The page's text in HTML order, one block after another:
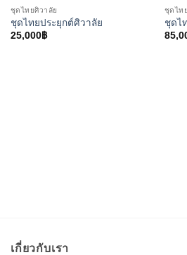
ชุดไทยศิวาลัย
ชุดไทยประยุกต์ศิวาลัย
25,000฿
ชุดไท
ชุดไ
เกี่ยวกับเรา